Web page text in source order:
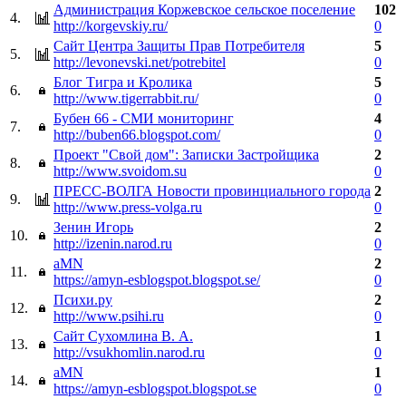
4.
Администрация Коржевское сельское поселение
http://korgevskiy.ru/
102
0
5.
Сайт Центра Защиты Прав Потребителя
http://levonevski.net/potrebitel
5
0
6.
Блог Тигра и Кролика
http://www.tigerrabbit.ru/
5
0
7.
Бубен 66 - СМИ мониторинг
http://buben66.blogspot.com/
4
0
8.
Проект "Свой дом": Записки Застройщика
http://www.svoidom.su
2
0
9.
ПРЕСС-ВОЛГА Новости провинциального города
http://www.press-volga.ru
2
0
10.
Зенин Игорь
http://izenin.narod.ru
2
0
11.
aMN
https://amyn-esblogspot.blogspot.se/
2
0
12.
Психи.ру
http://www.psihi.ru
2
0
13.
Сайт Сухомлина В. А.
http://vsukhomlin.narod.ru
1
0
14.
aMN
https://amyn-esblogspot.blogspot.se
1
0